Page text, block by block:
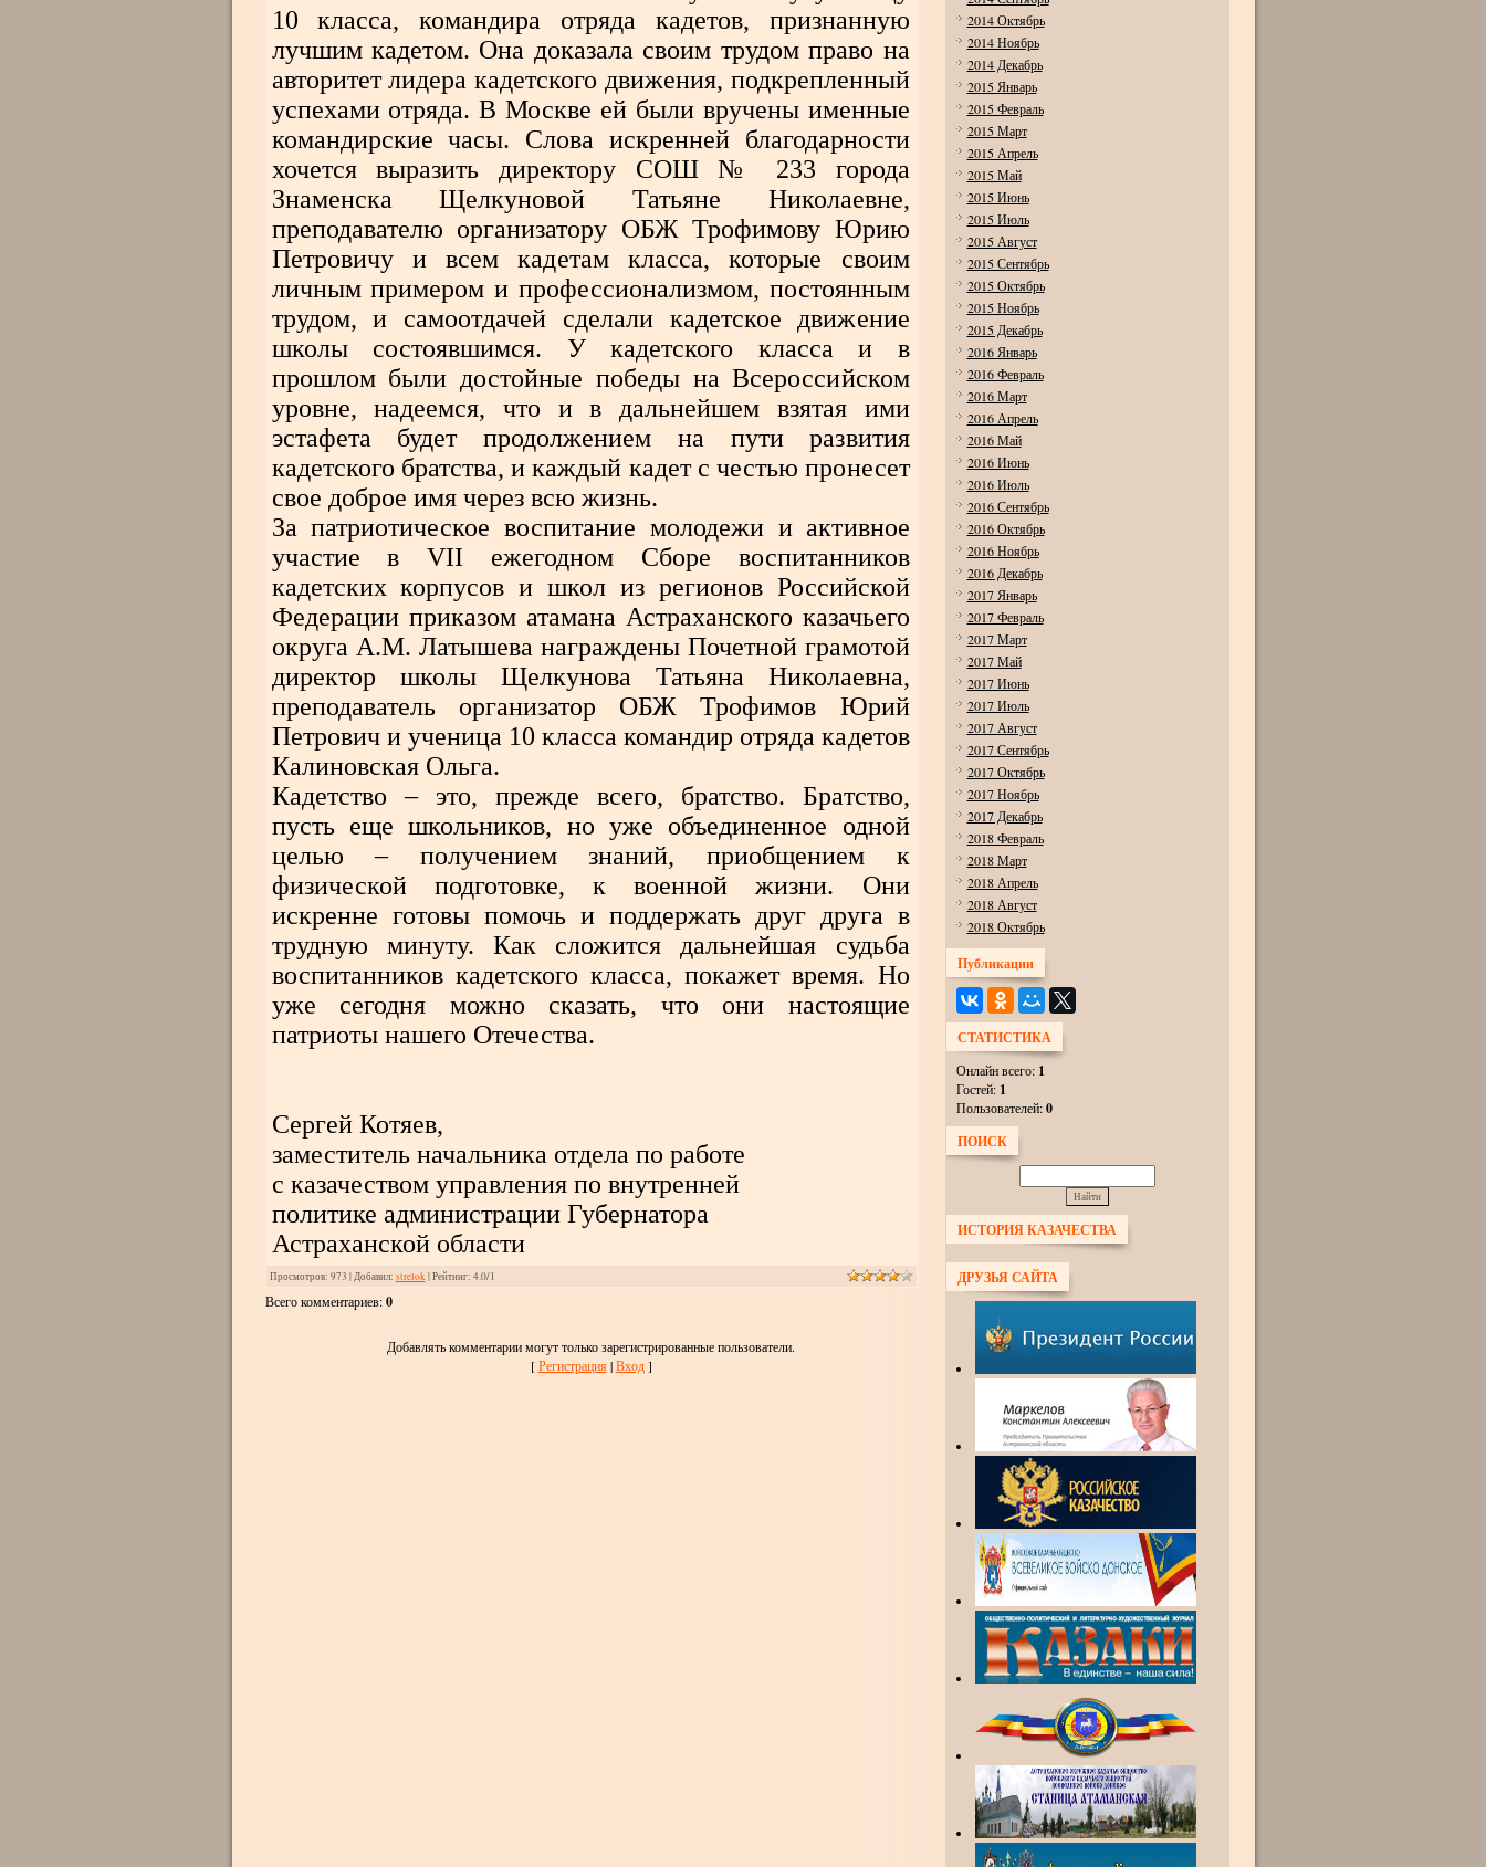
10 класса, командира отряда кадетов, признанную
лучшим кадетом. Она доказала своим трудом право на
авторитет лидера кадетского движения, подкрепленный
успехами отряда. В Москве ей были вручены именные
командирские часы. Слова искренней благодарности
хочется выразить директору СОШ № 233 города
Знаменска Щелкуновой Татьяне Николаевне,
преподавателю организатору ОБЖ Трофимову Юрию
Петровичу и всем кадетам класса, которые своим
личным примером и профессионализмом, постоянным
трудом, и самоотдачей сделали кадетское движение
школы состоявшимся. У кадетского класса и в
прошлом были достойные победы на Всероссийском
уровне, надеемся, что и в дальнейшем взятая ими
эстафета будет продолжением на пути развития
кадетского братства, и каждый кадет с честью пронесет
свое доброе имя через всю жизнь.
За патриотическое воспитание молодежи и активное
участие в VII ежегодном Сборе воспитанников
кадетских корпусов и школ из регионов Российской
Федерации приказом атамана Астраханского казачьего
округа А.М. Латышева награждены Почетной грамотой
директор школы Щелкунова Татьяна Николаевна,
преподаватель организатор ОБЖ Трофимов Юрий
Петрович и ученица 10 класса командир отряда кадетов
Калиновская Ольга.
Кадетство – это, прежде всего, братство. Братство,
пусть еще школьников, но уже объединенное одной
целью – получением знаний, приобщением к
физической подготовке, к военной жизни. Они
искренне готовы помочь и поддержать друг друга в
трудную минуту. Как сложится дальнейшая судьба
воспитанников кадетского класса, покажет время. Но
уже сегодня можно сказать, что они настоящие
патриоты нашего Отечества.
Сергей Котяев,
заместитель начальника отдела по работе
с казачеством управления по внутренней
политике администрации Губернатора
Астраханской области
Просмотров: 973 |Добавил: strelok|Рейтинг: 4.0/1
Всего комментариев:0
Добавлять комментарии могут только зарегистрированные пользователи.
[Регистрация |Вход]
2014 Октябрь
2014 Ноябрь
2014 Декабрь
2015 Январь
2015 Февраль
2015 Март
2015 Апрель
2015 Май
2015 Июнь
2015 Июль
2015 Август
2015 Сентябрь
2015 Октябрь
2015 Ноябрь
2015 Декабрь
2016 Январь
2016 Февраль
2016 Март
2016 Апрель
2016 Май
2016 Июнь
2016 Июль
2016 Сентябрь
2016 Октябрь
2016 Ноябрь
2016 Декабрь
2017 Январь
2017 Февраль
2017 Март
2017 Май
2017 Июнь
2017 Июль
2017 Август
2017 Сентябрь
2017 Октябрь
2017 Ноябрь
2017 Декабрь
2018 Февраль
2018 Март
2018 Апрель
2018 Август
2018 Октябрь
Публикации
СТАТИСТИКА
Онлайн всего: 1
Гостей: 1
Пользователей:0
ПОИСК
ИСТОРИЯ КАЗАЧЕСТВА
ДРУЗЬЯ САЙТА